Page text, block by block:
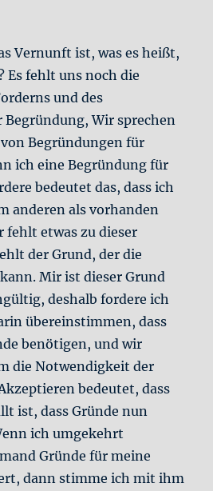
Vernunft ist, was es heißt,
Es fehlt uns noch die
und des
Wir sprechen
Begründungen für
ich eine Begründung für
bedeutet das, dass ich
anderen als vorhanden
fehlt etwas zu dieser
der Grund, der die
Mir ist dieser Grund
deshalb fordere ich
übereinstimmen, dass
benötigen, und wir
die Notwendigkeit der
bedeutet, dass
ist, dass Gründe nun
ich umgekehrt
Gründe für meine
dann stimme ich mit ihm